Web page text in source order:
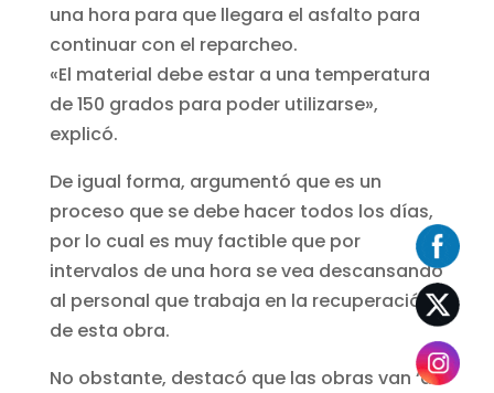
una hora para que llegara el asfalto para
continuar con el reparcheo.
«El material debe estar a una temperatura
de 150 grados para poder utilizarse»,
explicó.
De igual forma, argumentó que es un
proceso que se debe hacer todos los días,
por lo cual es muy factible que por
intervalos de una hora se vea descansando
al personal que trabaja en la recuperación
de esta obra.
No obstante, destacó que las obras van ‘a